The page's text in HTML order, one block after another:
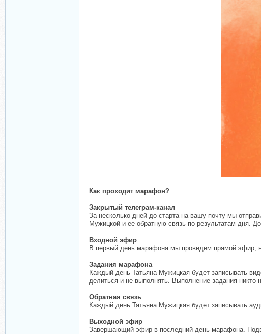
Как проходит марафон?
Закрытый телеграм-канал
За несколько дней до старта на вашу почту мы
Мужицкой и ее обратную связь по результатам дня.
Входной эфир
В первый день марафона мы проведем прямой эфир,
Задания марафона
Каждый день Татьяна Мужицкая будет записывать
делиться и не выполнять. Выполнение задания
Обратная связь
Каждый день Татьяна Мужицкая будет записывать
Выходной эфир
Завершающий эфир в последний день марафона.